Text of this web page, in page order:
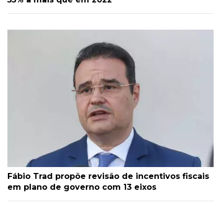
Fábio Trad propõe revisão de incentivos fiscais
em plano de governo com 13 eixos